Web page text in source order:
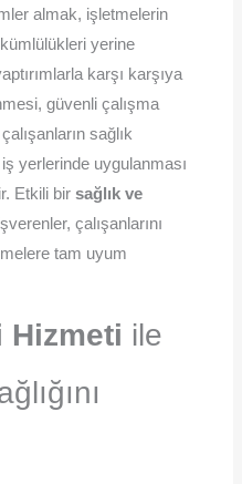
almak, işletmelerin
yerine
karşı karşıya
güvenli çalışma
sağlık
yerlerinde uygulanması
Etkili bir sağlık ve
çalışanlarını
tam uyum
Hizmeti ile